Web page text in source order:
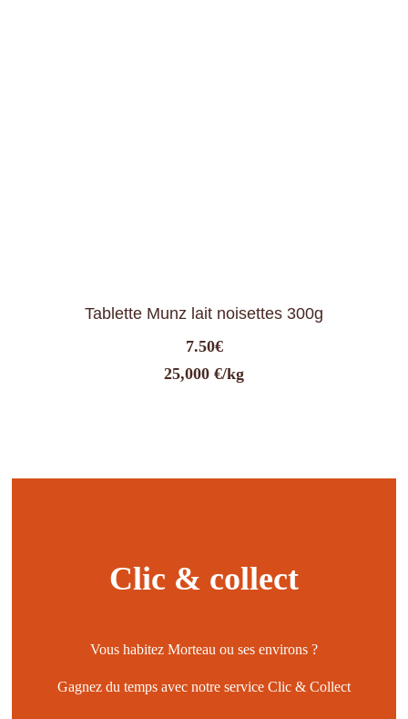
Tablette Munz lait noisettes 300g
7.50€
25,000 €/kg
Clic & collect
Vous habitez Morteau ou ses environs ?
Gagnez du temps avec notre service Clic & Collect